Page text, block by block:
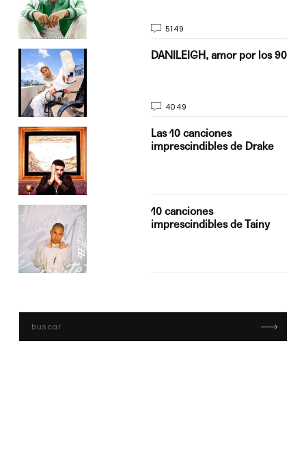
5149
DANILEIGH, amor por los 90
4049
Las 10 canciones
imprescindibles de Drake
10 canciones
imprescindibles de Tainy